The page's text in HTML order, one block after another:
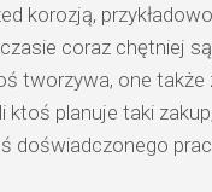
korozją,
coraz chętniej
tworzywa, one
ktoś planuje taki
doświadczonego